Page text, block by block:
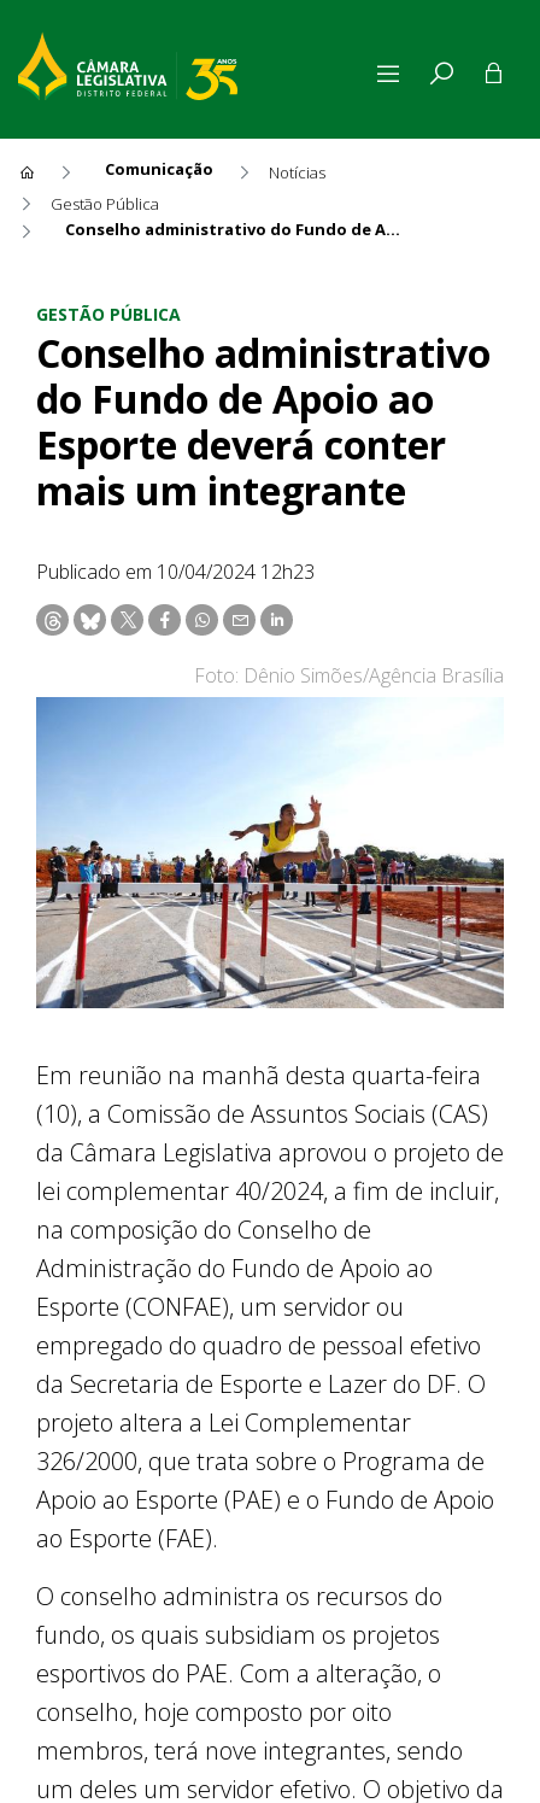
Comunicação
Notícias
Gestão Pública
Conselho administrativo do Fundo de Apoio ao Esporte deverá conter mais um integrante
GESTÃO PÚBLICA
Conselho administrativo
do Fundo de Apoio ao
Esporte deverá conter
mais um integrante
Publicado em 10/04/2024 12h23
Foto: Dênio Simões/Agência Brasília
Em reunião na manhã desta quarta-feira
(10), a Comissão de Assuntos Sociais (CAS)
da Câmara Legislativa aprovou o projeto de
lei complementar 40/2024, a fim de incluir,
na composição do Conselho de
Administração do Fundo de Apoio ao
Esporte (CONFAE), um servidor ou
empregado do quadro de pessoal efetivo
da Secretaria de Esporte e Lazer do DF. O
projeto altera a Lei Complementar
326/2000, que trata sobre o Programa de
Apoio ao Esporte (PAE) e o Fundo de Apoio
ao Esporte (FAE).
O conselho administra os recursos do
fundo, os quais subsidiam os projetos
esportivos do PAE. Com a alteração, o
conselho, hoje composto por oito
membros, terá nove integrantes, sendo
um deles um servidor efetivo. O objetivo da